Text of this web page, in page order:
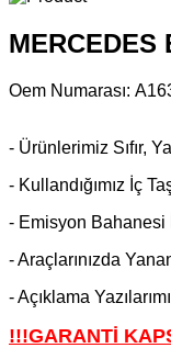
Oem Numarası:
- Ürünlerimiz Sıfır,
- Kullandığımız İç
- Emisyon Bahanesi
- Araçlarınızda
- Açıklama
!!!GARANTİ